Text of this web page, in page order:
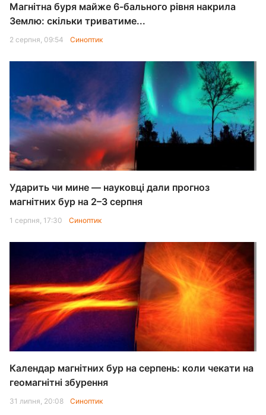
Магнітна буря майже 6-бального рівня накрила
Землю: скільки триватиме...
2 серпня, 09:54 Синоптик
Ударить чи мине — науковці дали прогноз
магнітних бур на 2–3 серпня
1 серпня, 17:30 Синоптик
Календар магнітних бур на серпень: коли чекати на
геомагнітні збурення
31 липня, 20:08 Синоптик